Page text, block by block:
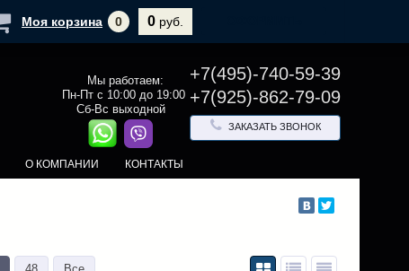
Мы работаем:
Пн-Пт с 10:00 до 19:00
Сб-Вс выходной
+7(495)-740-59-39
+7(925)-862-79-09
ЗАКАЗАТЬ ЗВОНОК
О КОМПАНИИ КОНТАКТЫ
Моя корзина 0 0 руб.